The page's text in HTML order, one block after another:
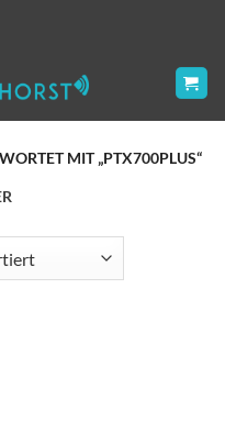
MIT „PTX700PLUS“